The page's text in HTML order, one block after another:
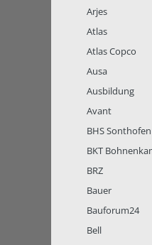
Arjes
Atlas
Atlas Copco
Ausa
Ausbildung
Avant
BHS Sonthofen
BKT
BRZ
Bauer
Bauforum24
Bell